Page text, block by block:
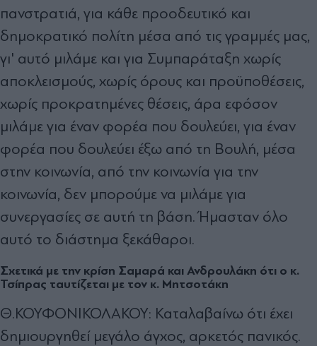
πανστρατιά, για κάθε προοδευτικό και
δημοκρατικό πολίτη μέσα από τις γραμμές μας,
γι' αυτό μιλάμε και για Συμπαράταξη χωρίς
αποκλεισμούς, χωρίς όρους και προϋποθέσεις,
χωρίς προκρατημένες θέσεις, άρα εφόσον
μιλάμε για έναν φορέα που δουλεύει, για έναν
φορέα που δουλεύει έξω από τη Βουλή, μέσα
στην κοινωνία, από την κοινωνία για την
κοινωνία, δεν μπορούμε να μιλάμε για
συνεργασίες σε αυτή τη βάση. Ήμασταν όλο
αυτό το διάστημα ξεκάθαροι.
Σχετικά με την κρίση Σαμαρά και Ανδρουλάκη ότι ο κ.
Τσίπρας ταυτίζεται με τον κ. Μητσοτάκη
Θ.ΚΟΥΦΟΝΙΚΟΛΑΚΟΥ: Καταλαβαίνω ότι έχει
δημιουργηθεί μεγάλο άγχος, αρκετός πανικός.